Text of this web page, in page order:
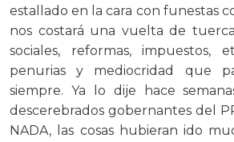
estallado en la cara con funestas
nos costará una vuelta de
sociales, reformas, impuestos,
penurias y mediocridad que
siempre. Ya lo dije hace
descerebrados gobernantes del
NADA, las cosas hubieran ido